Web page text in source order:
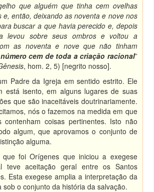
que alguém que tinha cem ovelhas
e, então, deixando as noventa e nove nos
buscar a que havia perecido e, depois
levou sobre seus ombros e voltou a
as noventa e nove que não tinham
cem de toda a criação racional”
, hom. 2, 5) [negrito nosso].
Padre da Igreja em sentido estrito. Ele
está isento, em alguns lugares de suas
que são inaceitáveis doutrinariamente.
nós o fazemos na medida em que
contenham coisas pertinentes. Isto não
algum, que aprovamos o conjunto de
alguma.
que foi Orígenes que iniciou a exegese
teve aceitação geral entre os Santos
Esta exegese amplia a interpretação da
sob o conjunto da história da salvação.